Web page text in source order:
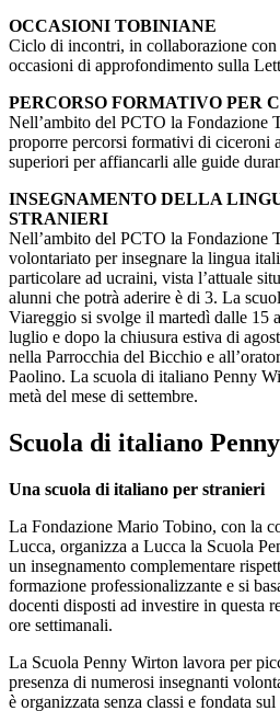
OCCASIONI TOBINIANE
Ciclo di incontri, in collaborazione
occasioni di approfondimento sulla
PERCORSO FORMATIVO PER
Nell’ambito del PCTO la Fondazione
proporre percorsi formativi di ciceroni
superiori per affiancarli alle guide
INSEGNAMENTO DELLA
STRANIERI
Nell’ambito del PCTO la Fondazione
volontariato per insegnare la lingua
particolare ad ucraini, vista l’attuale
alunni che potrà aderire è di 3. La
Viareggio si svolge il martedì dalle 15
luglio e dopo la chiusura estiva di
nella Parrocchia del Bicchio e
Paolino. La scuola di italiano Penny
metà del mese di settembre.
Scuola di italiano
Una scuola di italiano per stranieri
La Fondazione Mario Tobino, con la
Lucca, organizza a Lucca la Scuola
un insegnamento complementare
formazione professionalizzante e si
docenti disposti ad investire in questa
ore settimanali.
La Scuola Penny Wirton lavora per
presenza di numerosi insegnanti
è organizzata senza classi e fondata